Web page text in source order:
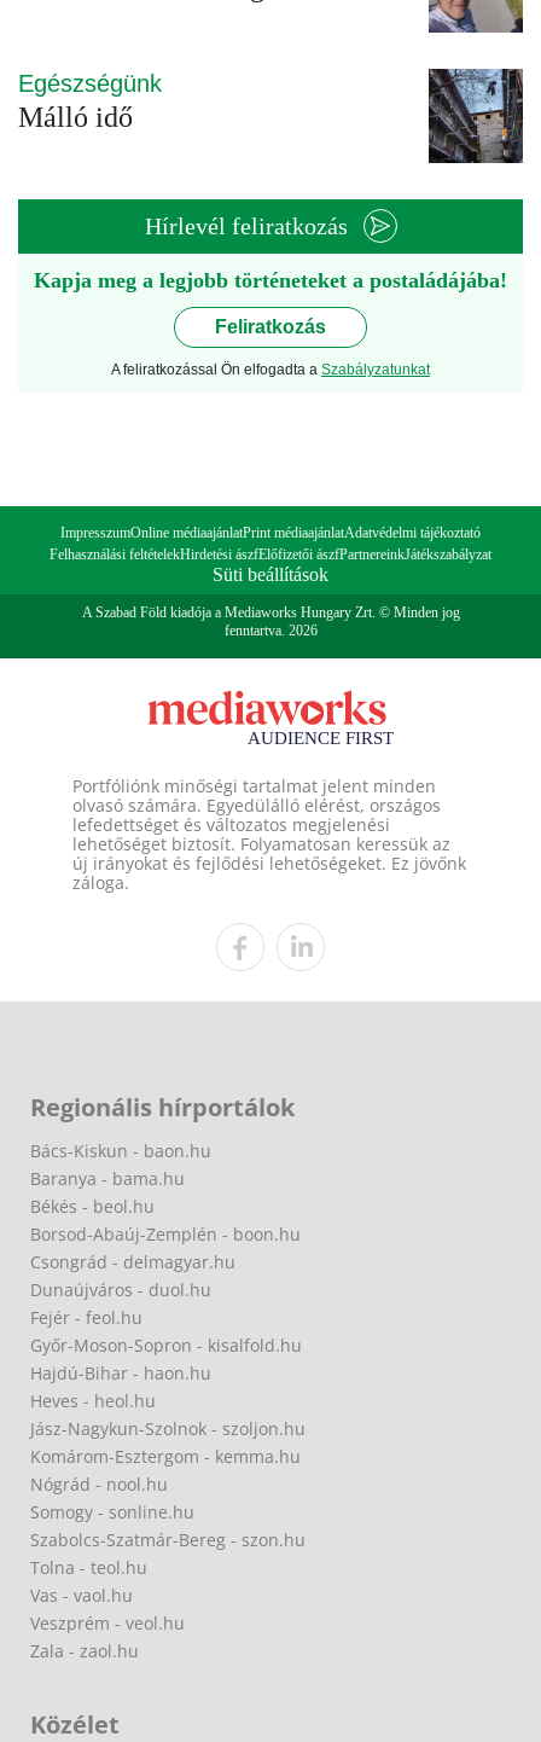
Egészségünk
Málló idő
Hírlevél feliratkozás
Kapja meg a legjobb történeteket a postaládájába!
Feliratkozás
A feliratkozással Ön elfogadta a Szabályzatunkat
ImpresszumOnline médiaajánlatPrint médiaajánlatAdatvédelmi tájékoztató
Felhasználási feltételekHirdetési ászfElőfizetői ászfPartnereinkJátékszabályzat
Süti beállítások
A Szabad Föld kiadója a Mediaworks Hungary Zrt. © Minden jog
fenntartva. 2026
Portfóliónk minőségi tartalmat jelent minden
olvasó számára. Egyedülálló elérést, országos
lefedettséget és változatos megjelenési
lehetőséget biztosít. Folyamatosan keressük az
új irányokat és fejlődési lehetőségeket. Ez jövőnk
záloga.
Regionális hírportálok
Bács-Kiskun - baon.hu
Baranya - bama.hu
Békés - beol.hu
Borsod-Abaúj-Zemplén - boon.hu
Csongrád - delmagyar.hu
Dunaújváros - duol.hu
Fejér - feol.hu
Győr-Moson-Sopron - kisalfold.hu
Hajdú-Bihar - haon.hu
Heves - heol.hu
Jász-Nagykun-Szolnok - szoljon.hu
Komárom-Esztergom - kemma.hu
Nógrád - nool.hu
Somogy - sonline.hu
Szabolcs-Szatmár-Bereg - szon.hu
Tolna - teol.hu
Vas - vaol.hu
Veszprém - veol.hu
Zala - zaol.hu
Közélet